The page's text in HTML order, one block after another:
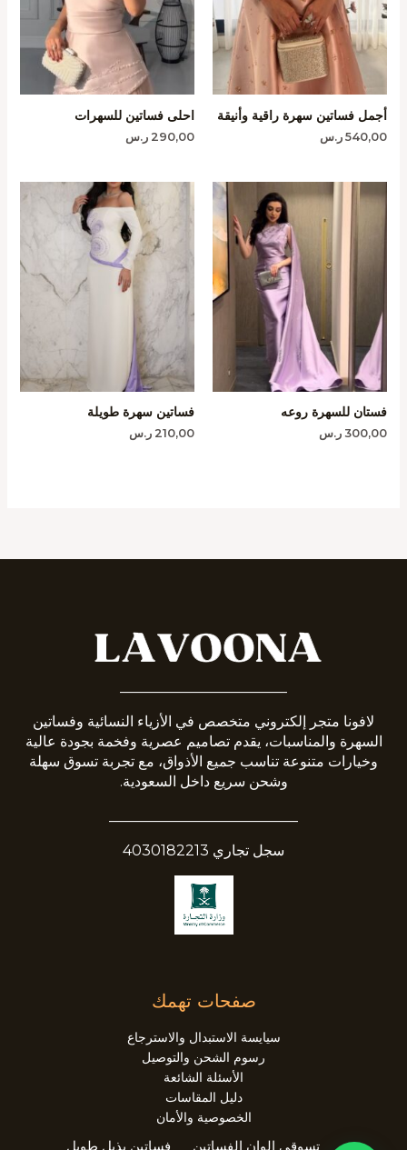
أجمل فساتين سهرة راقية وأنيقة
540,00 ر.س
احلى فساتين للسهرات
290,00 ر.س
فستان للسهرة روعه
300,00 ر.س
فساتين سهرة طويلة
210,00 ر.س
لافونا متجر إلكتروني متخصص في الأزياء النسائية وفساتين
السهرة والمناسبات، يقدم تصاميم عصرية وفخمة بجودة عالية
وخيارات متنوعة تناسب جميع الأذواق، مع تجربة تسوق سهلة
وشحن سريع داخل السعودية.
سجل تجاري 4030182213
صفحات تهمك
سيايسة الاستبدال والاسترجاع
رسوم الشحن والتوصيل
الأسئلة الشائعة
دليل المقاسات
الخصوصية والأمان
تسوقي الوان الفساتين فساتين بذيل طويل